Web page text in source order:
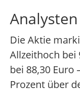
Die Aktie
Allzeithoch bei
bei 88,30
Prozent über